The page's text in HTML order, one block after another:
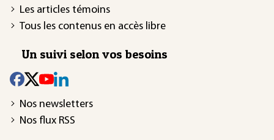
Les articles témoins
Tous les contenus en accès libre
Un suivi selon vos besoins
Nos newsletters
Nos flux RSS